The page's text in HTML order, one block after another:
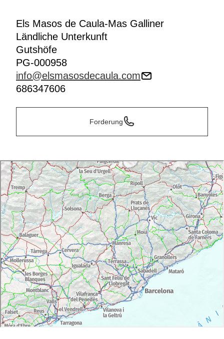
Els Masos de Caula-Mas Galliner
Ländliche Unterkunft
Gutshöfe
PG-000958
info@elsmasosdecaula.com
686347606
Forderung